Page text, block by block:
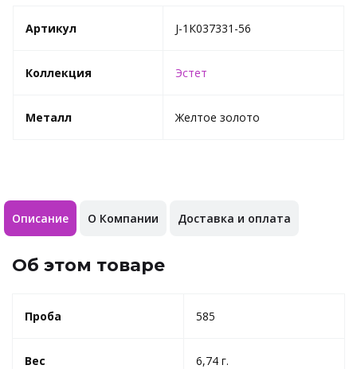
Артикул J-1К037331-56
Коллекция Эстет
Металл Желтое золото
Описание О Компании Доставка и оплата
Об этом товаре
Проба 585
Вес 6,74 г.